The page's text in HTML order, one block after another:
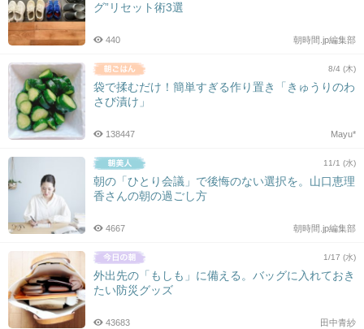
グ”リセット術3選
朝時間.jp編集部
440
8/4 (木)
袋で揉むだけ！簡単すぎる作り置き「きゅうりのわ
さび漬け」
Mayu*
138447
11/1 (水)
朝の「ひとり会議」で後悔のない選択を。山口恵理
香さんの朝の過ごし方
朝時間.jp編集部
4667
1/17 (水)
外出先の「もしも」に備える。バッグに入れておき
たい防災グッズ
田中青紗
43683